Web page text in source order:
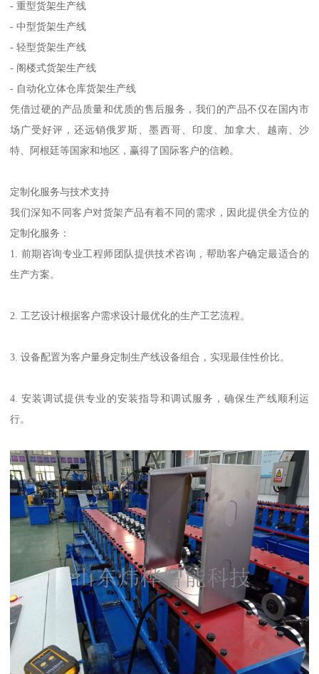
- 重型货架生产线
- 中型货架生产线
- 轻型货架生产线
- 阁楼式货架生产线
- 自动化立体仓库货架生产线
凭借过硬的产品质量和优质的售后服务，我们的产品不仅在国内市
场广受好评，还远销俄罗斯、墨西哥、印度、加拿大、越南、沙
特、阿根廷等国家和地区，赢得了国际客户的信赖。
定制化服务与技术支持
我们深知不同客户对货架产品有着不同的需求，因此提供全方位的
定制化服务：
1. 前期咨询专业工程师团队提供技术咨询，帮助客户确定最适合的
生产方案。
2. 工艺设计根据客户需求设计最优化的生产工艺流程。
3. 设备配置为客户量身定制生产线设备组合，实现最佳性价比。
4. 安装调试提供专业的安装指导和调试服务，确保生产线顺利运
行。